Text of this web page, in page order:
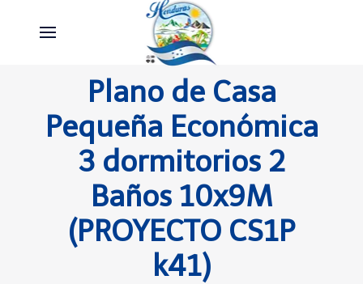
Plano de Casa
Pequeña Económica
3 dormitorios 2
Baños 10x9M
(PROYECTO CS1P
k41)